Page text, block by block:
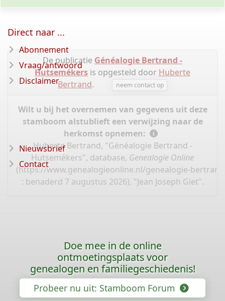
De publicatie Généalogie Bertrand -
Hutsemékers is opgesteld door Huberte
Bertrand. neem contact op
Wilt u bij het overnemen van gegevens uit deze
stamboom alstublieft een verwijzing naar de
herkomst opnemen:
Huberte Bertrand, "Généalogie Bertrand -
Hutsemékers", database, Genealogie Online
(https://www.genealogieonline.nl/genealogie-
: benaderd 7 augustus 2026), "Jean Joseph Giet".
Direct naar ...
Abonnement
Vraag/antwoord
Disclaimer
Nieuwsbrief
Contact
Doe mee in de online
ontmoetingsplaats voor
genealogen en familiegeschiedenis!
Probeer nu uit: Stamboom Forum